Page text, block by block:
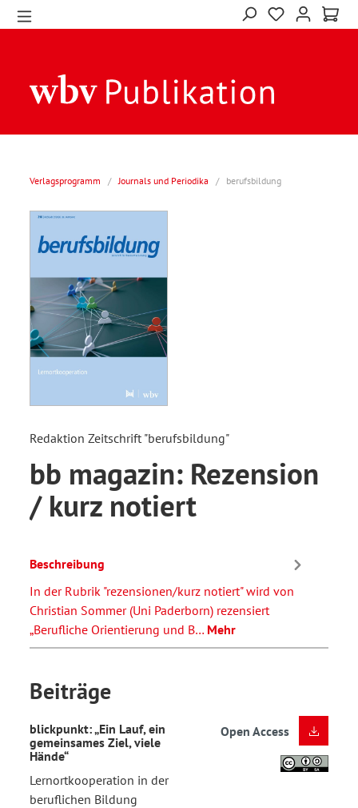
Verlagsprogramm / Journals und Periodika / berufsbildung
Redaktion Zeitschrift "berufsbildung"
bb magazin: Rezension
/ kurz notiert
Beschreibung
In der Rubrik "rezensionen/kurz notiert" wird von
Christian Sommer (Uni Paderborn) rezensiert
„Berufliche Orientierung und B… Mehr
Beiträge
blickpunkt: „Ein Lauf, ein
gemeinsames Ziel, viele
Hände“
Lernortkooperation in der
beruflichen Bildung
Open Access